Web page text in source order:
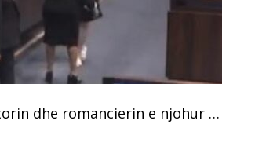
dhe romancierin e njohur …